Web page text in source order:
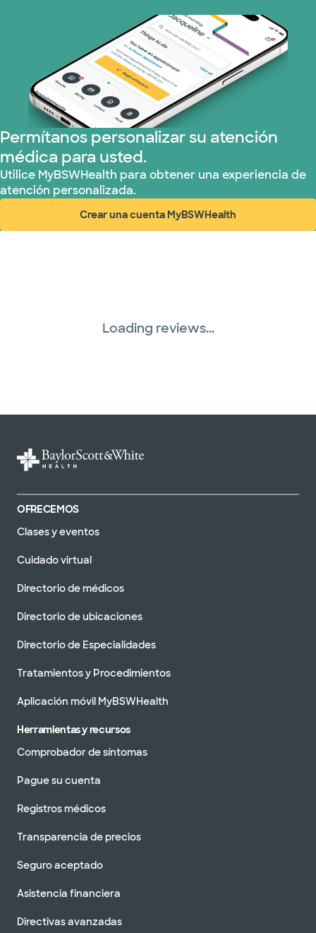
Permítanos personalizar su atención
médica para usted.
Utilice MyBSWHealth para obtener una experiencia de
atención personalizada.
Crear una cuenta MyBSWHealth
(abre en ventana nueva)
Loading reviews...
OFRECEMOS
Clases y eventos
Cuidado virtual
Directorio de médicos
Directorio de ubicaciones
Directorio de Especialidades
Tratamientos y Procedimientos
Aplicación móvil MyBSWHealth
Herramientas y recursos
Comprobador de síntomas
Pague su cuenta
Registros médicos
Transparencia de precios
Seguro aceptado
Asistencia financiera
Directivas avanzadas